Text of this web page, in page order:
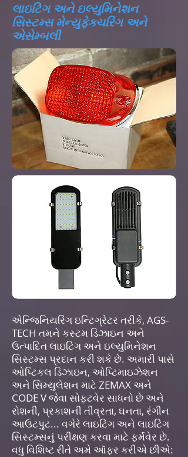
લાઇટિંગ અને ઇલ્યુમિનેશન
સિસ્ટમ્સ મેન્યુફેક્ચરિંગ અને
એસેમ્બલી
એન્જિનિયરિંગ ઇન્ટિગ્રેટર તરીકે, AGS-
TECH તમને કસ્ટમ ડિઝાઇન અને
ઉત્પાદિત લાઇટિંગ અને ઇલ્યુમિનેશન
સિસ્ટમ્સ પ્રદાન કરી શકે છે. અમારી પાસે
ઓપ્ટિકલ ડિઝાઇન, ઓપ્ટિમાઇઝેશન
અને સિમ્યુલેશન માટે ZEMAX અને
CODE V જેવા સોફ્ટવેર સાધનો છે અને
રોશની, પ્રકાશની તીવ્રતા, ઘનતા, રંગીન
આઉટપુટ... વગેરે લાઇટિંગ અને લાઇટિંગ
સિસ્ટમ્સનું પરીક્ષણ કરવા માટે ફર્મવેર છે.
વધુ વિશિષ્ટ રીતે અમે ઑફર કરીએ છીએ: